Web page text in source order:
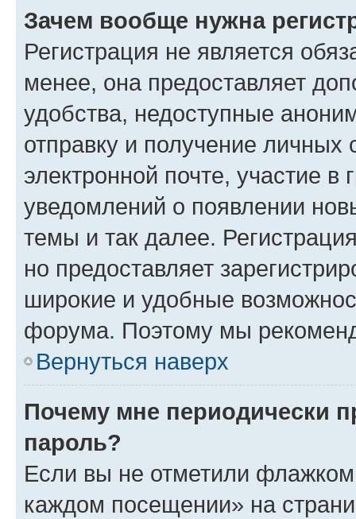
Зачем вообще нужна
Регистрация не является
менее, она предоставляет
удобства, недоступные
отправку и получение
электронной почте, участие в
уведомлений о появлении
темы и так далее.
но предоставляет
широкие и удобные
форума. Поэтому мы
Вернуться наверх
Почему мне периодически
пароль?
Если вы не отметили флажком
каждом посещении» на